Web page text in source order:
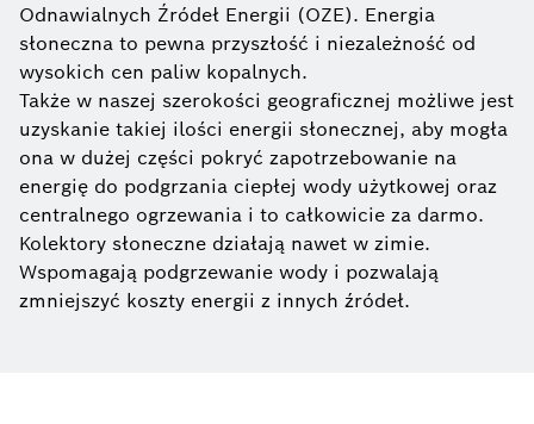
Odnawialnych Źródeł Energii (OZE). Energia
słoneczna to pewna przyszłość i niezależność od
wysokich cen paliw kopalnych.
Także w naszej szerokości geograficznej możliwe jest
uzyskanie takiej ilości energii słonecznej, aby mogła
ona w dużej części pokryć zapotrzebowanie na
energię do podgrzania ciepłej wody użytkowej oraz
centralnego ogrzewania i to całkowicie za darmo.
Kolektory słoneczne działają nawet w zimie.
Wspomagają podgrzewanie wody i pozwalają
zmniejszyć koszty energii z innych źródeł.